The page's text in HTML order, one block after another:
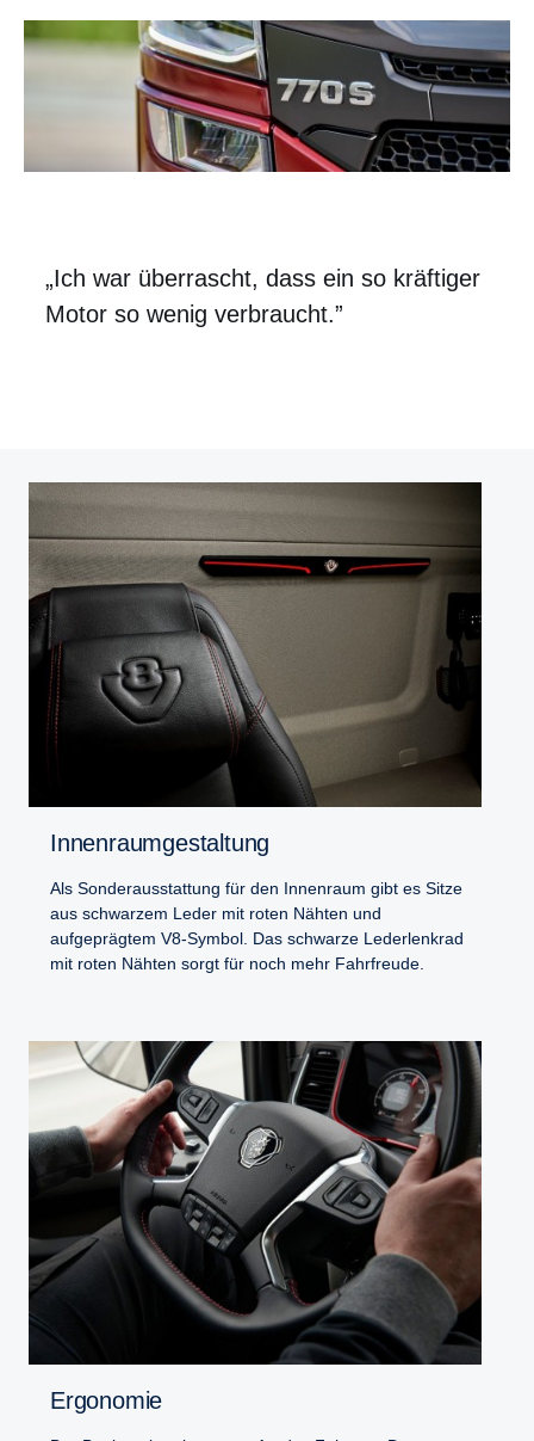
„Ich war überrascht, dass ein so kräftiger
Motor so wenig verbraucht.”
Innenraumgestaltung
Als Sonderausstattung für den Innenraum gibt es Sitze
aus schwarzem Leder mit roten Nähten und
aufgeprägtem V8-Symbol. Das schwarze Lederlenkrad
mit roten Nähten sorgt für noch mehr Fahrfreude.
Ergonomie